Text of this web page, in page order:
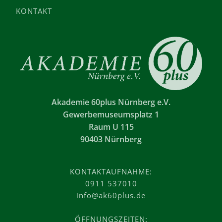
KONTAKT
Akademie 60plus Nürnberg e.V.
Gewerbemuseumsplatz 1
Raum U 115
90403 Nürnberg
KONTAKTAUFNAHME:
0911 537010
info@ak60plus.de
ÖFFNUNGSZEITEN: